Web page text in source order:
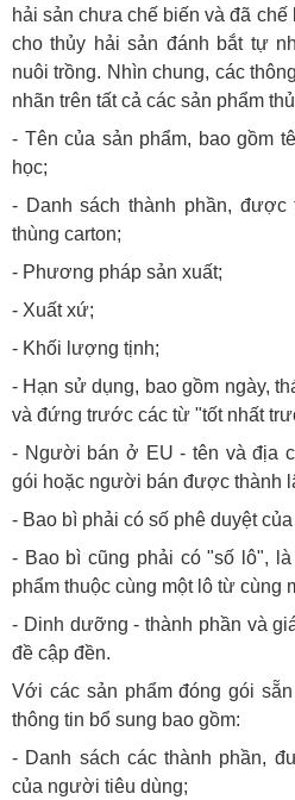
hải sản chưa chế biến và đã
cho thủy hải sản đánh bắt tự
nuôi trồng. Nhìn chung, các
nhãn trên tất cả các sản phẩm
- Tên của sản phẩm, bao gồm
học;
- Danh sách thành phần, được
thùng carton;
- Phương pháp sản xuất;
- Xuất xứ;
- Khối lượng tịnh;
- Hạn sử dụng, bao gồm ngày,
và đứng trước các từ "tốt nhất
- Người bán ở EU - tên và địa
gói hoặc người bán được thành
- Bao bì phải có số phê duyệt
- Bao bì cũng phải có "số lô",
phẩm thuộc cùng một lô từ cùng
- Dinh dưỡng - thành phần và
đề cập đền.
Với các sản phẩm đóng gói
thông tin bổ sung bao gồm:
- Danh sách các thành phần,
của người tiêu dùng;